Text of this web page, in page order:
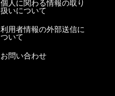
個人に関わる情報の取り
扱いについて
利用者情報の外部送信に
ついて
お問い合わせ